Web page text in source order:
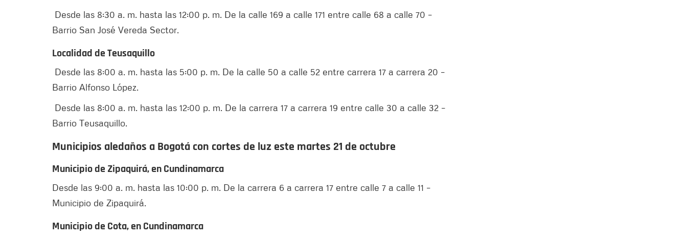
Desde las 8:30 a. m. hasta las 12:00 p. m. De la calle 169 a calle 171 entre calle 68 a calle 70 –
Barrio San José Vereda Sector.
Localidad de Teusaquillo
Desde las 8:00 a. m. hasta las 5:00 p. m. De la calle 50 a calle 52 entre carrera 17 a carrera 20 –
Barrio Alfonso López.
Desde las 8:00 a. m. hasta las 12:00 p. m. De la carrera 17 a carrera 19 entre calle 30 a calle 32 –
Barrio Teusaquillo.
Municipios aledaños a Bogotá con cortes de luz este martes 21 de octubre
Municipio de Zipaquirá, en Cundinamarca
Desde las 9:00 a. m. hasta las 10:00 p. m. De la carrera 6 a carrera 17 entre calle 7 a calle 11 –
Municipio de Zipaquirá.
Municipio de Cota, en Cundinamarca